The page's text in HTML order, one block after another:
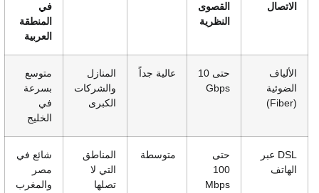
الاتصال
القصوى
النظرية
في
المنطقة
العربية
الألياف
الضوئية
(Fiber)
حتى 10
Gbps
عالية جداً
المنازل
والشركات
الكبرى
متوسع
بسرعة
في
الخليج
DSL عبر
الهاتف
حتى
100
Mbps
متوسطة
المناطق
التي لا
تصلها
شائع في
مصر
والمغرب